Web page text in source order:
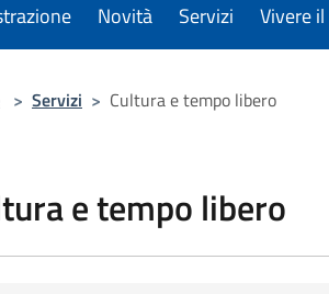
Novità Servizi Vivere
> Servizi > Cultura e tempo libero
e tempo libero